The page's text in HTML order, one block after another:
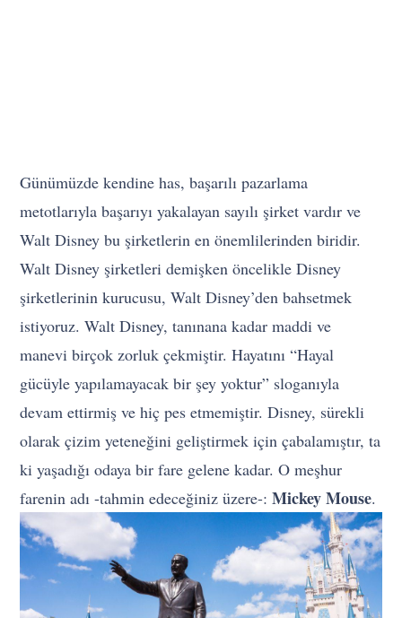
Günümüzde kendine has, başarılı pazarlama
metotlarıyla başarıyı yakalayan sayılı şirket vardır ve
Walt Disney bu şirketlerin en önemlilerinden biridir.
Walt Disney şirketleri demişken öncelikle Disney
şirketlerinin kurucusu, Walt Disney’den bahsetmek
istiyoruz. Walt Disney, tanınana kadar maddi ve
manevi birçok zorluk çekmiştir. Hayatını “Hayal
gücüyle yapılamayacak bir şey yoktur” sloganıyla
devam ettirmiş ve hiç pes etmemiştir. Disney, sürekli
olarak çizim yeteneğini geliştirmek için çabalamıştır, ta
ki yaşadığı odaya bir fare gelene kadar. O meşhur
farenin adı -tahmin edeceğiniz üzere-:Mickey Mouse.